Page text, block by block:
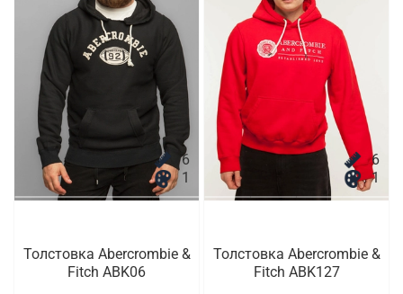
6
1
Толстовка Abercrombie &
Fitch ABK06
6
1
Толстовка Abercrombie &
Fitch ABK127